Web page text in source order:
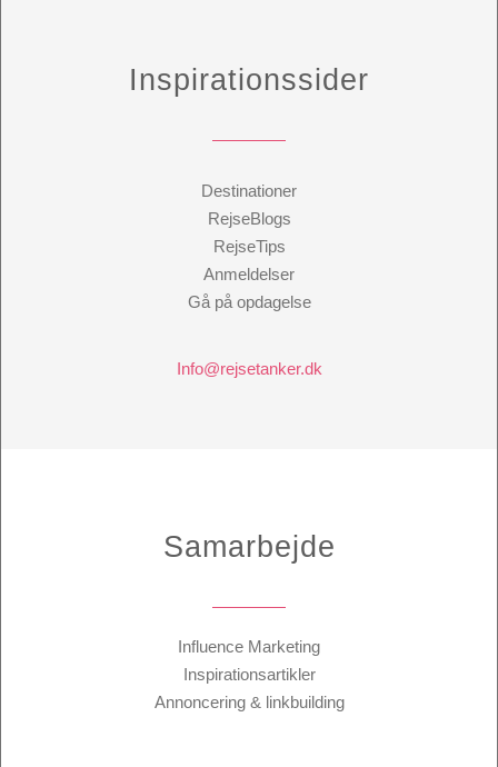
Inspirationssider
Destinationer
RejseBlogs
RejseTips
Anmeldelser
Gå på opdagelse
Info@rejsetanker.dk
Samarbejde
Influence Marketing
Inspirationsartikler
Annoncering & linkbuilding